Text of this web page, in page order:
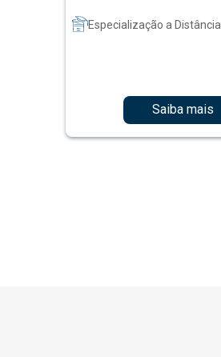
Especialização a Distância
Saiba mais